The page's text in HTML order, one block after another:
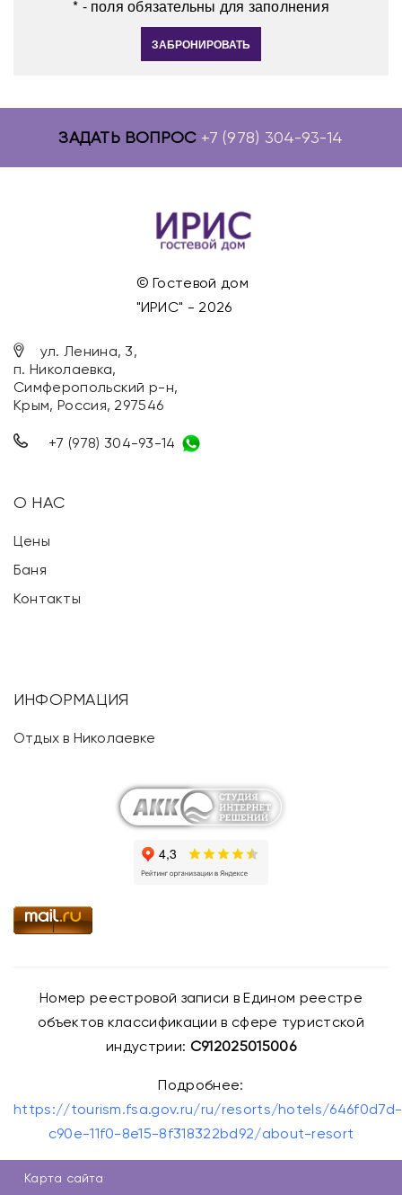
* - поля обязательны для заполнения
ЗАБРОНИРОВАТЬ
ЗАДАТЬ ВОПРОС +7 (978) 304-93-14
© Гостевой дом
"ИРИС" - 2026
ул. Ленина, 3,
п. Николаевка,
Симферопольский р-н,
Крым, Россия, 297546
+7 (978) 304-93-14
О НАС
Цены
Баня
Контакты
ИНФОРМАЦИЯ
Отдых в Николаевке
Номер реестровой записи в Едином реестре
объектов классификации в сфере туристской
индустрии: С912025015006
Подробнее:
https://tourism.fsa.gov.ru/ru/resorts/hotels/646f0d7d-
c90e-11f0-8e15-8f318322bd92/about-resort
Карта сайта